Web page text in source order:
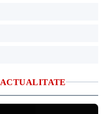
ACTUALITATE